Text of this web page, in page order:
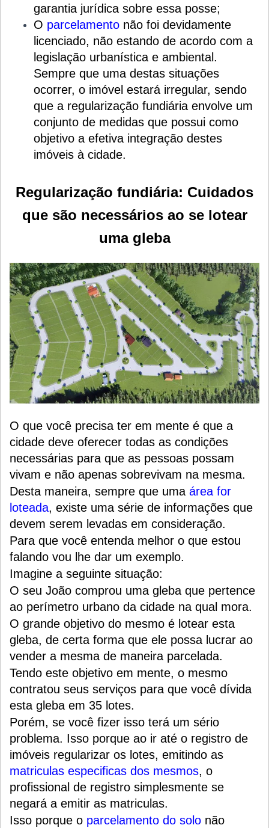
garantia jurídica sobre essa posse;
O parcelamento não foi devidamente
licenciado, não estando de acordo com a
legislação urbanística e ambiental.
Sempre que uma destas situações
ocorrer, o imóvel estará irregular, sendo
que a regularização fundiária envolve um
conjunto de medidas que possui como
objetivo a efetiva integração destes
imóveis à cidade.
Regularização fundiária: Cuidados
que são necessários ao se lotear
uma gleba
O que você precisa ter em mente é que a
cidade deve oferecer todas as condições
necessárias para que as pessoas possam
vivam e não apenas sobrevivam na mesma.
Desta maneira, sempre que uma área for
loteada, existe uma série de informações que
devem serem levadas em consideração.
Para que você entenda melhor o que estou
falando vou lhe dar um exemplo.
Imagine a seguinte situação:
O seu João comprou uma gleba que pertence
ao perímetro urbano da cidade na qual mora.
O grande objetivo do mesmo é lotear esta
gleba, de certa forma que ele possa lucrar ao
vender a mesma de maneira parcelada.
Tendo este objetivo em mente, o mesmo
contratou seus serviços para que você dívida
esta gleba em 35 lotes.
Porém, se você fizer isso terá um sério
problema. Isso porque ao ir até o registro de
imóveis regularizar os lotes, emitindo as
matriculas especificas dos mesmos, o
profissional de registro simplesmente se
negará a emitir as matriculas.
Isso porque o parcelamento do solo não